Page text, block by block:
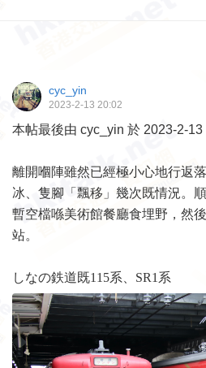
cyc_yin
2023-2-13 20:02
本帖最後由 cyc_yin 於 2023-2-13
離開嗰陣雖然已經極小心地行返
冰、隻腳「飄移」幾次既情況。
暫空檔喺美術館餐廳食埋野，然
站。
しなの鉄道既115系、SR1系